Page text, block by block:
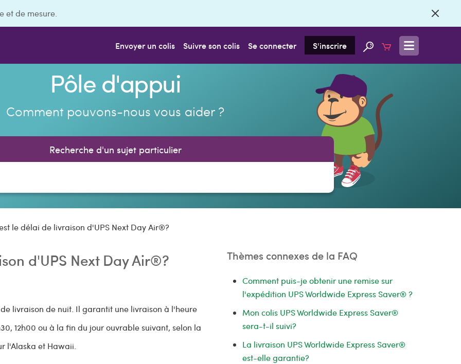
et de mesure.
Envoyer un colis Suivre son colis Se connecter S'inscrire
Pôle d'appui
Comment pouvons-nous vous aider ?
Recherche d'un sujet particulier
le délai de livraison d'UPS Next Day Air®?
d'UPS Next Day Air®?
livraison de nuit. Il garantit une livraison à l'heure
12h00 ou à la fin du jour ouvrable suivant, selon la
l'Alaska et Hawaii.
Thèmes connexes de la FAQ
Comment puis-je obtenir une remise sur
l'expédition UPS Worldwide Express Saver® ?
Mon colis UPS Worldwide Express Saver®
sera-t-il suivi?
La livraison UPS Worldwide Express Saver®
est-elle garantie?